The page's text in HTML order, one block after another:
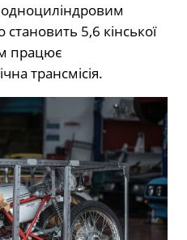
5,6 кінської
працює
трансмісія.